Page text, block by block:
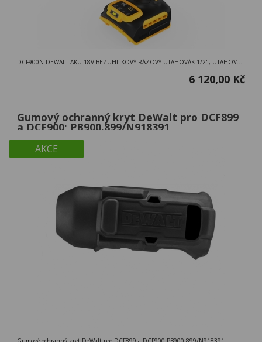
DCF900N DEWALT AKU 18V BEZUHLÍKOVÝ RÁZOVÝ UTAHOVÁK 1/2", UTAHOVÁK V KARTONOVÉ KRABICI
6 120,00 Kč
AKCE
Gumový ochranný kryt DeWalt pro DCF899
a DCF900; PB900.899/N918391